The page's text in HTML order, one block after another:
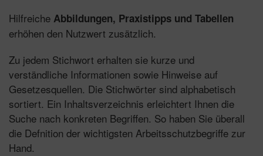
Hilfreiche Abbildungen, Praxistipps und Tabellen
erhöhen den Nutzwert zusätzlich.
Zu jedem Stichwort erhalten sie kurze und
verständliche Informationen sowie Hinweise auf
Gesetzesquellen. Die Stichwörter sind alphabetisch
sortiert. Ein Inhaltsverzeichnis erleichtert Ihnen die
Suche nach konkreten Begriffen. So haben Sie überall
die Defnition der wichtigsten Arbeitsschutzbegriffe zur
Hand.